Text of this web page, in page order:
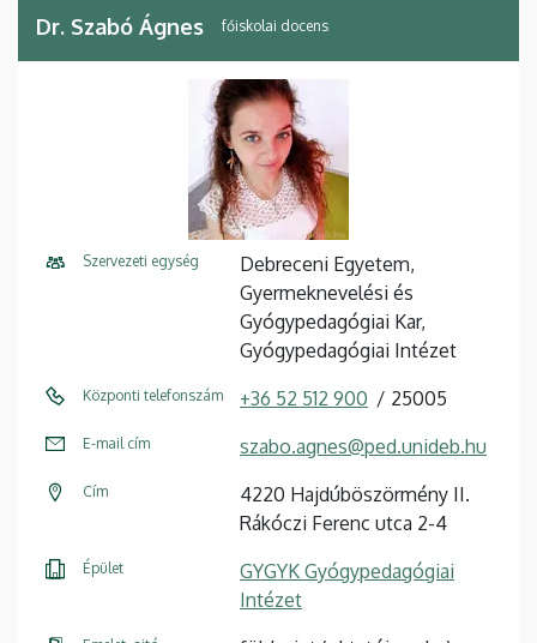
Dr. Szabó Ágnes főiskolai docens
Szervezeti egység
Debreceni Egyetem,
Gyermeknevelési és
Gyógypedagógiai Kar,
Gyógypedagógiai Intézet
Központi telefonszám +36 52 512 900 25005
E-mail cím szabo.agnes@ped.unideb.hu
Cím
4220 Hajdúböszörmény II.
Rákóczi Ferenc utca 2-4
Épület
GYGYK Gyógypedagógiai
Intézet